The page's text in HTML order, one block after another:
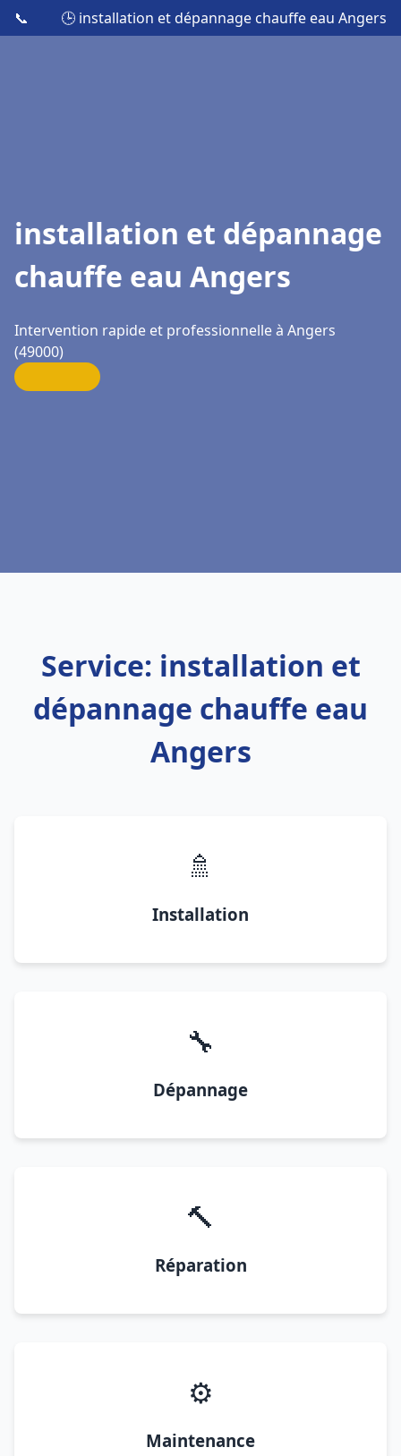
📞 🕒 installation et dépannage chauffe eau Angers
installation et dépannage
chauffe eau Angers
Intervention rapide et professionnelle à Angers
(49000)
Service: installation et
dépannage chauffe eau
Angers
🚿
Installation
🔧
Dépannage
🔨
Réparation
⚙️
Maintenance